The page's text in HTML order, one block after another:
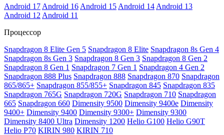
Android 17 Android 16 Android 15 Android 14 Android 13
Android 12 Android 11
Процессор
Snapdragon 8 Elite Gen 5 Snapdragon 8 Elite Snapdragon 8s Gen 4
Snapdragon 8s Gen 3 Snapdragon 8 Gen 3 Snapdragon 8 Gen 2
Snapdragon 8 Gen 1 Snapdragon 7 Gen 1 Snapdragon 4 Gen 2
Snapdragon 888 Plus Snapdragon 888 Snapdragon 870 Snapdragon
865/865+ Snapdragon 855/855+ Snapdragon 845 Snapdragon 835
Snapdragon 765G Snapdragon 720G Snapdragon 710 Snapdragon
665 Snapdragon 660 Dimensity 9500 Dimensity 9400e Dimensity
9400+ Dimensity 9400 Dimensity 9300+ Dimensity 9300
Dimensity 8400 Ultra Dimensity 1200 Helio G100 Helio G90T
Helio P70 KIRIN 980 KIRIN 710